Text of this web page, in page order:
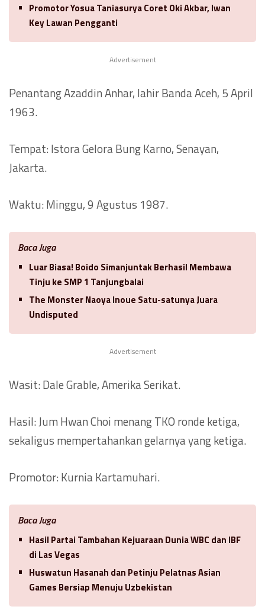
Promotor Yosua Taniasurya Coret Oki Akbar, Iwan
Key Lawan Pengganti
Advertisement
Penantang Azaddin Anhar, lahir Banda Aceh, 5 April
1963.
Tempat: Istora Gelora Bung Karno, Senayan,
Jakarta.
Waktu: Minggu, 9 Agustus 1987.
Baca Juga
Luar Biasa! Boido Simanjuntak Berhasil Membawa
Tinju ke SMP 1 Tanjungbalai
The Monster Naoya Inoue Satu-satunya Juara
Undisputed
Advertisement
Wasit: Dale Grable, Amerika Serikat.
Hasil: Jum Hwan Choi menang TKO ronde ketiga,
sekaligus mempertahankan gelarnya yang ketiga.
Promotor: Kurnia Kartamuhari.
Baca Juga
Hasil Partai Tambahan Kejuaraan Dunia WBC dan IBF
di Las Vegas
Huswatun Hasanah dan Petinju Pelatnas Asian
Games Bersiap Menuju Uzbekistan